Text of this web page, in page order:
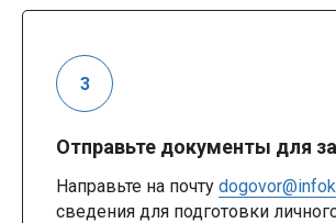
Отправьте документы для
Направьте на почту
сведения для подготовки